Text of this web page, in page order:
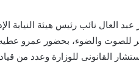
العال نائب رئيس هيئة النيابة
للصوت والضوء، بحضور عمرو عطيه
القانونى للوزارة وعدد من